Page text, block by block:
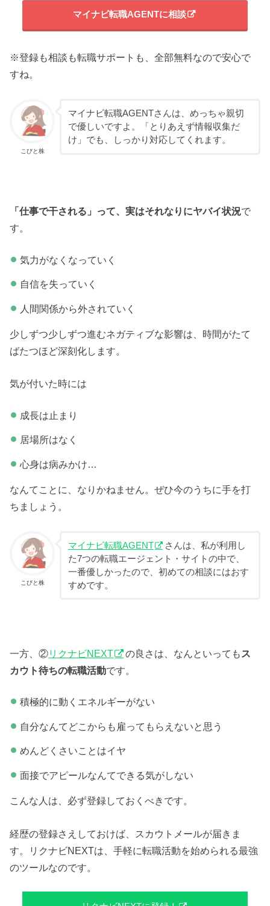
マイナビ転職AGENTに相談
※登録も相談も転職サポートも、全部無料なので安心で
すね。
こびと株
マイナビ転職AGENTさんは、めっちゃ親切
で優しいですよ。「とりあえず情報収集だ
け」でも、しっかり対応してくれます。
「仕事で干される」って、実はそれなりにヤバイ状況で
す。
気力がなくなっていく
自信を失っていく
人間関係から外されていく
少しずつ少しずつ進むネガティブな影響は、時間がたて
ばたつほど深刻化します。
気が付いた時には
成長は止まり
居場所はなく
心身は病みかけ…
なんてことに、なりかねません。ぜひ今のうちに手を打
ちましょう。
こびと株
マイナビ転職AGENT
さんは、私が利用し
た7つの転職エージェント・サイトの中で、
一番優しかったので、初めての相談にはおす
すめです。
一方、②リクナビNEXT の良さは、なんといっても ス
カウト待ちの転職活動です。
積極的に動くエネルギーがない
自分なんてどこからも雇ってもらえないと思う
めんどくさいことはイヤ
面接でアピールなんてできる気がしない
こんな人は、必ず登録しておくべきです。
経歴の登録さえしておけば、スカウトメールが届きま
す。リクナビNEXTは、手軽に転職活動を始められる最強
のツールなのです。